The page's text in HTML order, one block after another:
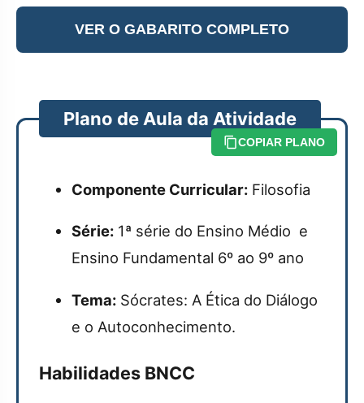
VER O GABARITO COMPLETO
Plano de Aula da Atividade
COPIAR PLANO
Componente Curricular: Filosofia
Série: 1ª série do Ensino Médio e
Ensino Fundamental 6º ao 9º ano
Tema: Sócrates: A Ética do Diálogo
e o Autoconhecimento.
Habilidades BNCC